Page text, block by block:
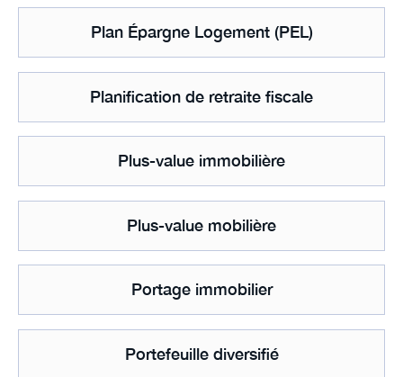
Plan Épargne Logement (PEL)
Planification de retraite fiscale
Plus-value immobilière
Plus-value mobilière
Portage immobilier
Portefeuille diversifié